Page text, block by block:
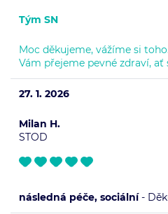
Tým SN
Moc děkujeme, vážíme si
Vám přejeme pevné zdraví, ať
27. 1. 2026
Milan H.
STOD
následná péče, sociální-